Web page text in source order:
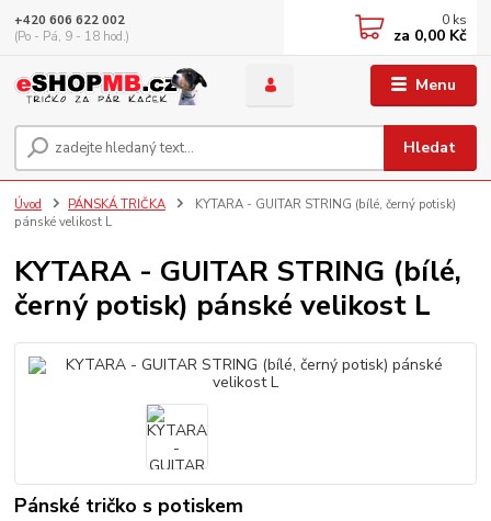
Menu
Hledat
+420 606 622 002
(Po - Pá, 9 - 18 hod.)
0 ks
za 0,00 Kč
Úvod PÁNSKÁ TRIČKA
KYTARA - GUITAR STRING (bílé, černý potisk)
pánské velikost L
KYTARA - GUITAR STRING (bílé,
černý potisk) pánské velikost L
Pánské tričko s potiskem